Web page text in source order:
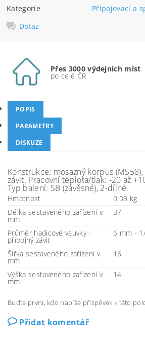
Kategorie
Připojovací a
Dotaz
Přes 3000 výdejních míst
po celé ČR
POPIS
PARAMETRY
DISKUZE
Konstrukce: mosazný korpus
závit. Pracovní teplota/tlak: -20 až
Typ balení: SB (závěsné), 2-dílné.
Hmotnost
0.03 kg
Délka sestaveného zařízení v
mm
37
Průměr hadicové vsuvky -
přípojný závit
6 mm -
Šířka sestaveného zařízení v
mm
16
Výška sestaveného zařízení v
mm
14
Buďte první, kdo napíše příspěvek k této
Přidat komentář